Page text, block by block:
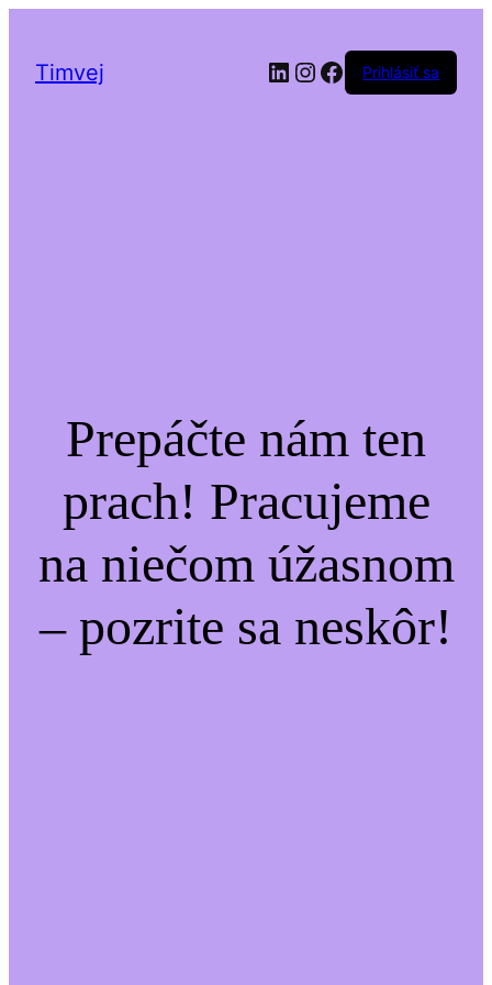
Timvej LinkedIn
Instagram
Facebook
Prihlásiť sa
Prepáčte nám ten
prach! Pracujeme
na niečom úžasnom
– pozrite sa neskôr!